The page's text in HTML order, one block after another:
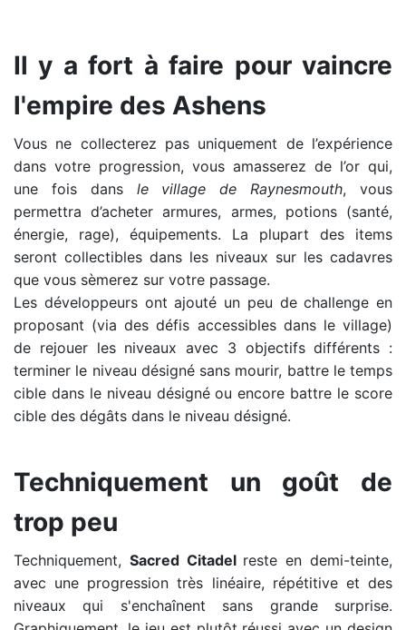
Il y a fort à faire pour vaincre
l'empire des Ashens
Vous ne collecterez pas uniquement de l’expérience
dans votre progression, vous amasserez de l’or qui,
une fois dans le village de Raynesmouth, vous
permettra d’acheter armures, armes, potions (santé,
énergie, rage), équipements. La plupart des items
seront collectibles dans les niveaux sur les cadavres
que vous sèmerez sur votre passage.
Les développeurs ont ajouté un peu de challenge en
proposant (via des défis accessibles dans le village)
de rejouer les niveaux avec 3 objectifs différents :
terminer le niveau désigné sans mourir, battre le temps
cible dans le niveau désigné ou encore battre le score
cible des dégâts dans le niveau désigné.
Techniquement un goût de
trop peu
Techniquement, Sacred Citadel reste en demi-teinte,
avec une progression très linéaire, répétitive et des
niveaux qui s'enchaînent sans grande surprise.